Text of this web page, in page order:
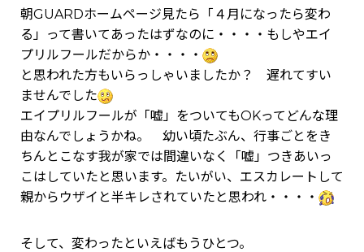
朝GUARDホームページ見たら「４月になったら変わ
る」って書いてあったはずなのに・・・・もしやエイ
プリルフールだからか・・・・
と思われた方もいらっしゃいましたか？ 遅れてすい
ませんでした
エイプリルフールが「嘘」をついてもOKってどんな理
由なんでしょうかね。 幼い頃たぶん、行事ごとをき
ちんとこなす我が家では間違いなく「嘘」つきあいっ
こはしていたと思います。たいがい、エスカレートして
親からウザイと半キレされていたと思われ・・・・
そして、変わったといえばもうひとつ。